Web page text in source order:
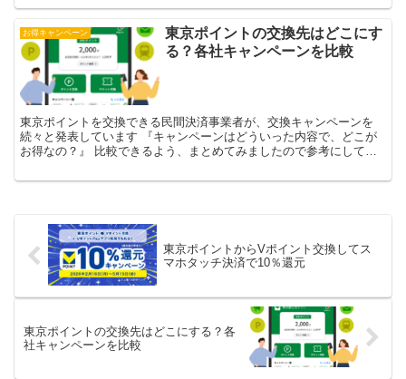
お得キャンペーン
東京ポイントの交換先はどこにす
る？各社キャンペーンを比較
東京ポイントを交換できる民間決済事業者が、交換キャンペーンを
続々と発表しています 『キャンペーンはどういった内容で、どこが
お得なの？』 比較できるよう、まとめてみましたので参考にしてみ
東京ポイントからVポイント交換してス
マホタッチ決済で10％還元
東京ポイントの交換先はどこにする？各
社キャンペーンを比較